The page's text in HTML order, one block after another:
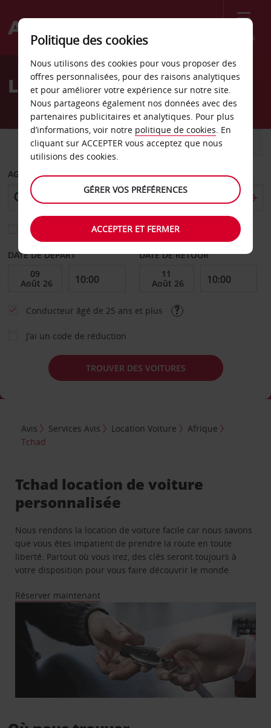
Menu
Welcome
AvisLocation de voiture Tchad
VOITURE UTILITAIRE
AGENCE DE DÉPART
Sélectionnez une autre agence de retour
DATE DE DÉPART DATE DE RETOUR
Conducteur âgé de 25 ans et plus
J’ai un code de réduction
TROUVER DES VOITURES
Avis Services Avis Location Voiture
Afrique
Tchad
Tchad location de voiture
personnalisée
Nous rendons la location de voiture facile car nous savons
que vous êtes impatient de prendre la route en toute
liberté. Partout où vous irez, des clés seront toujours à
votre disposition pour vous faire découvrir le monde.
Réserver maintenant
Politique des cookies
Nous utilisons des cookies pour vous proposer des
offres personnalisées, pour des raisons analytiques
et pour améliorer votre expérience sur notre site.
Nous partageons également nos données avec des
partenaires publicitaires et analytiques. Pour plus
d’informations, voir notre politique de cookies. En
cliquant sur ACCEPTER vous acceptez que nous
utilisions des cookies.
GÉRER VOS PRÉFÉRENCES
ACCEPTER ET FERMER